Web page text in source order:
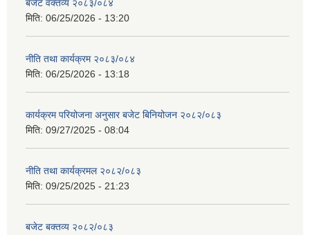
बजेट वक्तव्य २०८३/०८४
मिति: 06/25/2026 - 13:20
नीति तथा कार्यक्रम २०८३/०८४
मिति: 06/25/2026 - 13:18
कार्यक्रम परियोजना अनुसार बजेट बिनियोजन २०८२/०८३
मिति: 09/27/2025 - 08:04
नीति तथा कार्यक्रमल २०८२/०८३
मिति: 09/25/2025 - 21:23
बजेट बक्तव्य २०८२/०८३